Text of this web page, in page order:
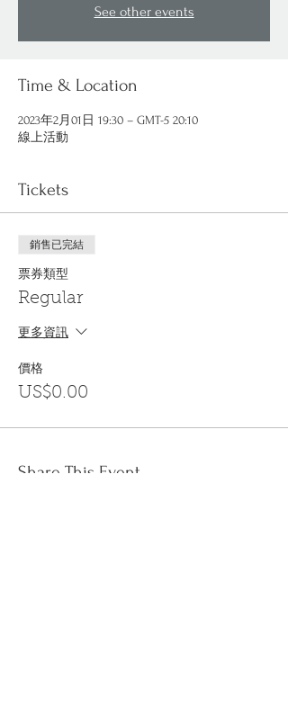
See other events
Time & Location
2023年2月01日 19:30 – GMT-5 20:10
線上活動
Tickets
銷售已完結
票券類型
Regular
更多資訊
價格
US$0.00
Share This Event